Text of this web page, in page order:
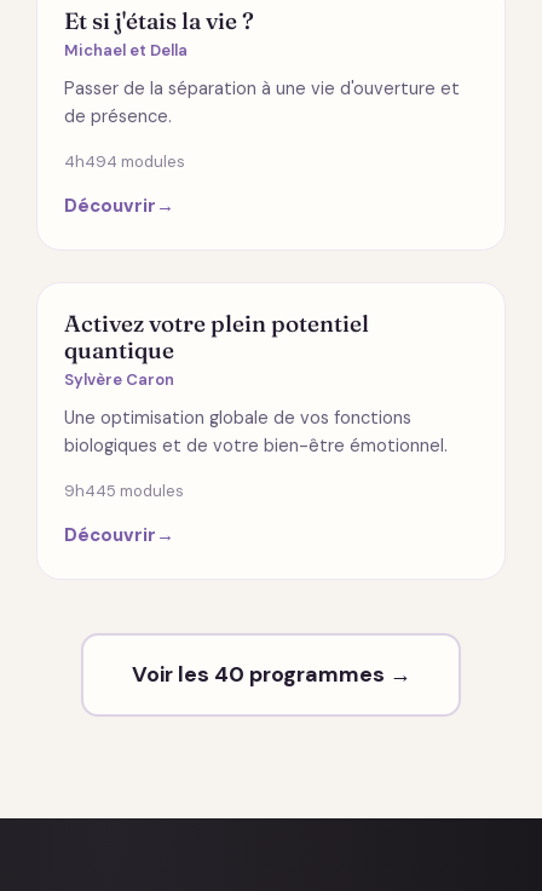
SPIRITUALITÉ
Et si j'étais la vie ?
Michael et Della
Passer de la séparation à une vie d'ouverture et
de présence.
4h494 modules
Découvrir →
SANTÉ
Activez votre plein potentiel
quantique
Sylvère Caron
Une optimisation globale de vos fonctions
biologiques et de votre bien-être émotionnel.
9h445 modules
Découvrir →
Voir les 40 programmes →